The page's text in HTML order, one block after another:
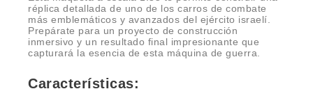
réplica detallada de uno de los carros de combate
más emblemáticos y avanzados del ejército israelí.
Prepárate para un proyecto de construcción
inmersivo y un resultado final impresionante que
capturará la esencia de esta máquina de guerra.
Características: